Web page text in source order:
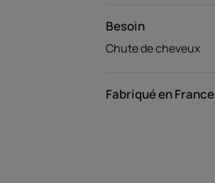
Besoin
Chute de cheveux
Fabriqué en France